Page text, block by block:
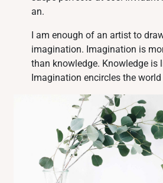
an.
I am enough of an artist to
imagination. Imagination is
than knowledge. Knowledge is
Imagination encircles the world